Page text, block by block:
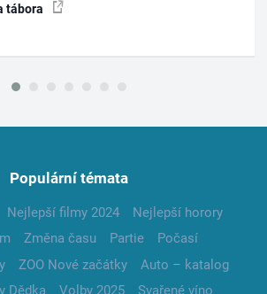
tábora
Populární témata
Nejlepší filmy 2024
Nejlepší horory
Změna času Partie
Počasí
ZOO Nové začátky
Auto – katalog
Dědka
Volby 2025
Svařené víno